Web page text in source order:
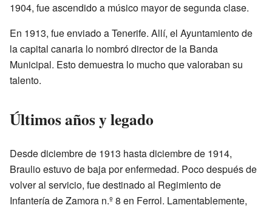
1904, fue ascendido a músico mayor de segunda clase.
En 1913, fue enviado a Tenerife. Allí, el Ayuntamiento de
la capital canaria lo nombró director de la Banda
Municipal. Esto demuestra lo mucho que valoraban su
talento.
Últimos años y legado
Desde diciembre de 1913 hasta diciembre de 1914,
Braulio estuvo de baja por enfermedad. Poco después de
volver al servicio, fue destinado al Regimiento de
Infantería de Zamora n.º 8 en Ferrol. Lamentablemente,